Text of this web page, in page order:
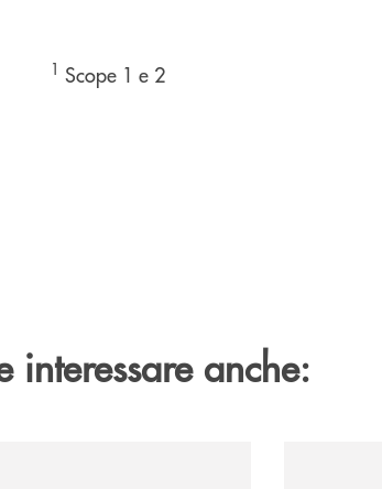
1 Scope 1 e 2
interessare anche: